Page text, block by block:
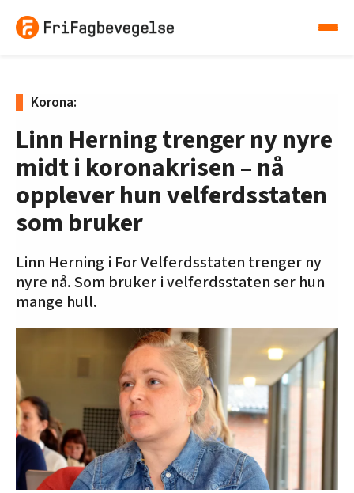
Korona:
Linn Herning trenger ny nyre
midt i koronakrisen – nå
opplever hun velferdsstaten
som bruker
Linn Herning i For Velferdsstaten trenger ny
nyre nå. Som bruker i velferdsstaten ser hun
mange hull.